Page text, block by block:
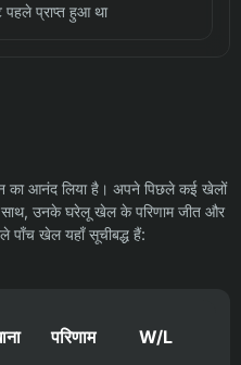
पहले प्राप्त हुआ था
का आनंद लिया है। अपने पिछले कई खेलों
उनके घरेलू खेल के परिणाम जीत और
पाँच खेल यहाँ सूचीबद्ध हैं:
परिणाम W/L